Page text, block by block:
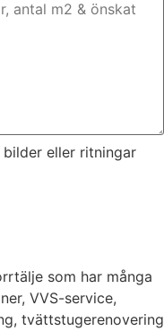
eller ritningar
som har många
VVS-service,
tvättstugerenovering